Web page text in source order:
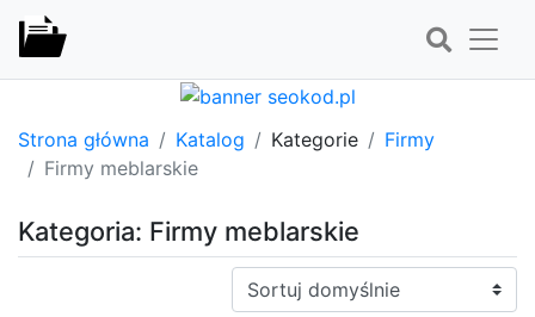
Strona główna Katalog Kategorie
Firmy
Firmy meblarskie
Kategoria: Firmy meblarskie
Sortuj: